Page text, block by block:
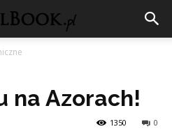
na Azorach!
0
1350